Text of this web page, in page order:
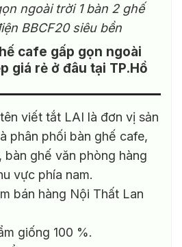
ngoài trời 1 bàn 2 ghế
BBCF20 siêu bền
cafe gấp gọn ngoài
giá rẻ ở đâu tại TP.Hồ
tên viết tắt LAI là đơn vị sản
phân phối bàn ghế cafe,
bàn ghế văn phòng hàng
vực phía nam.
bán hàng Nội Thất Lan
giống 100 %.